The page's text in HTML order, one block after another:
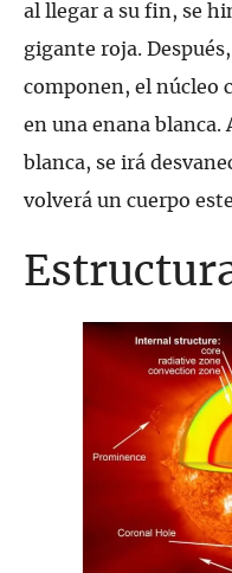
al llegar a su fin, se
gigante roja.
componen, el núcleo
en una enana blanca.
blanca, se irá
volverá un cuerpo